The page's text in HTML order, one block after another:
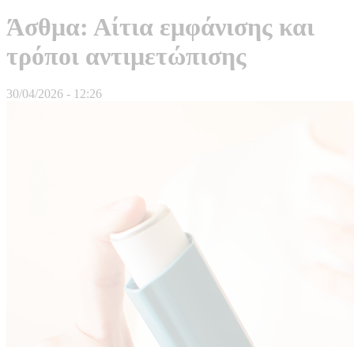
Άσθμα: Αίτια εμφάνισης και
τρόποι αντιμετώπισης
30/04/2026 - 12:26